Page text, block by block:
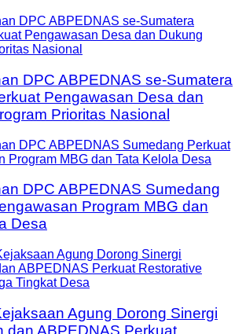
DPC ABPEDNAS se-Sumatera
Pengawasan Desa dan
Prioritas Nasional
DPC ABPEDNAS Sumedang
Program MBG dan
Desa
Agung Dorong Sinergi
dan ABPEDNAS Perkuat